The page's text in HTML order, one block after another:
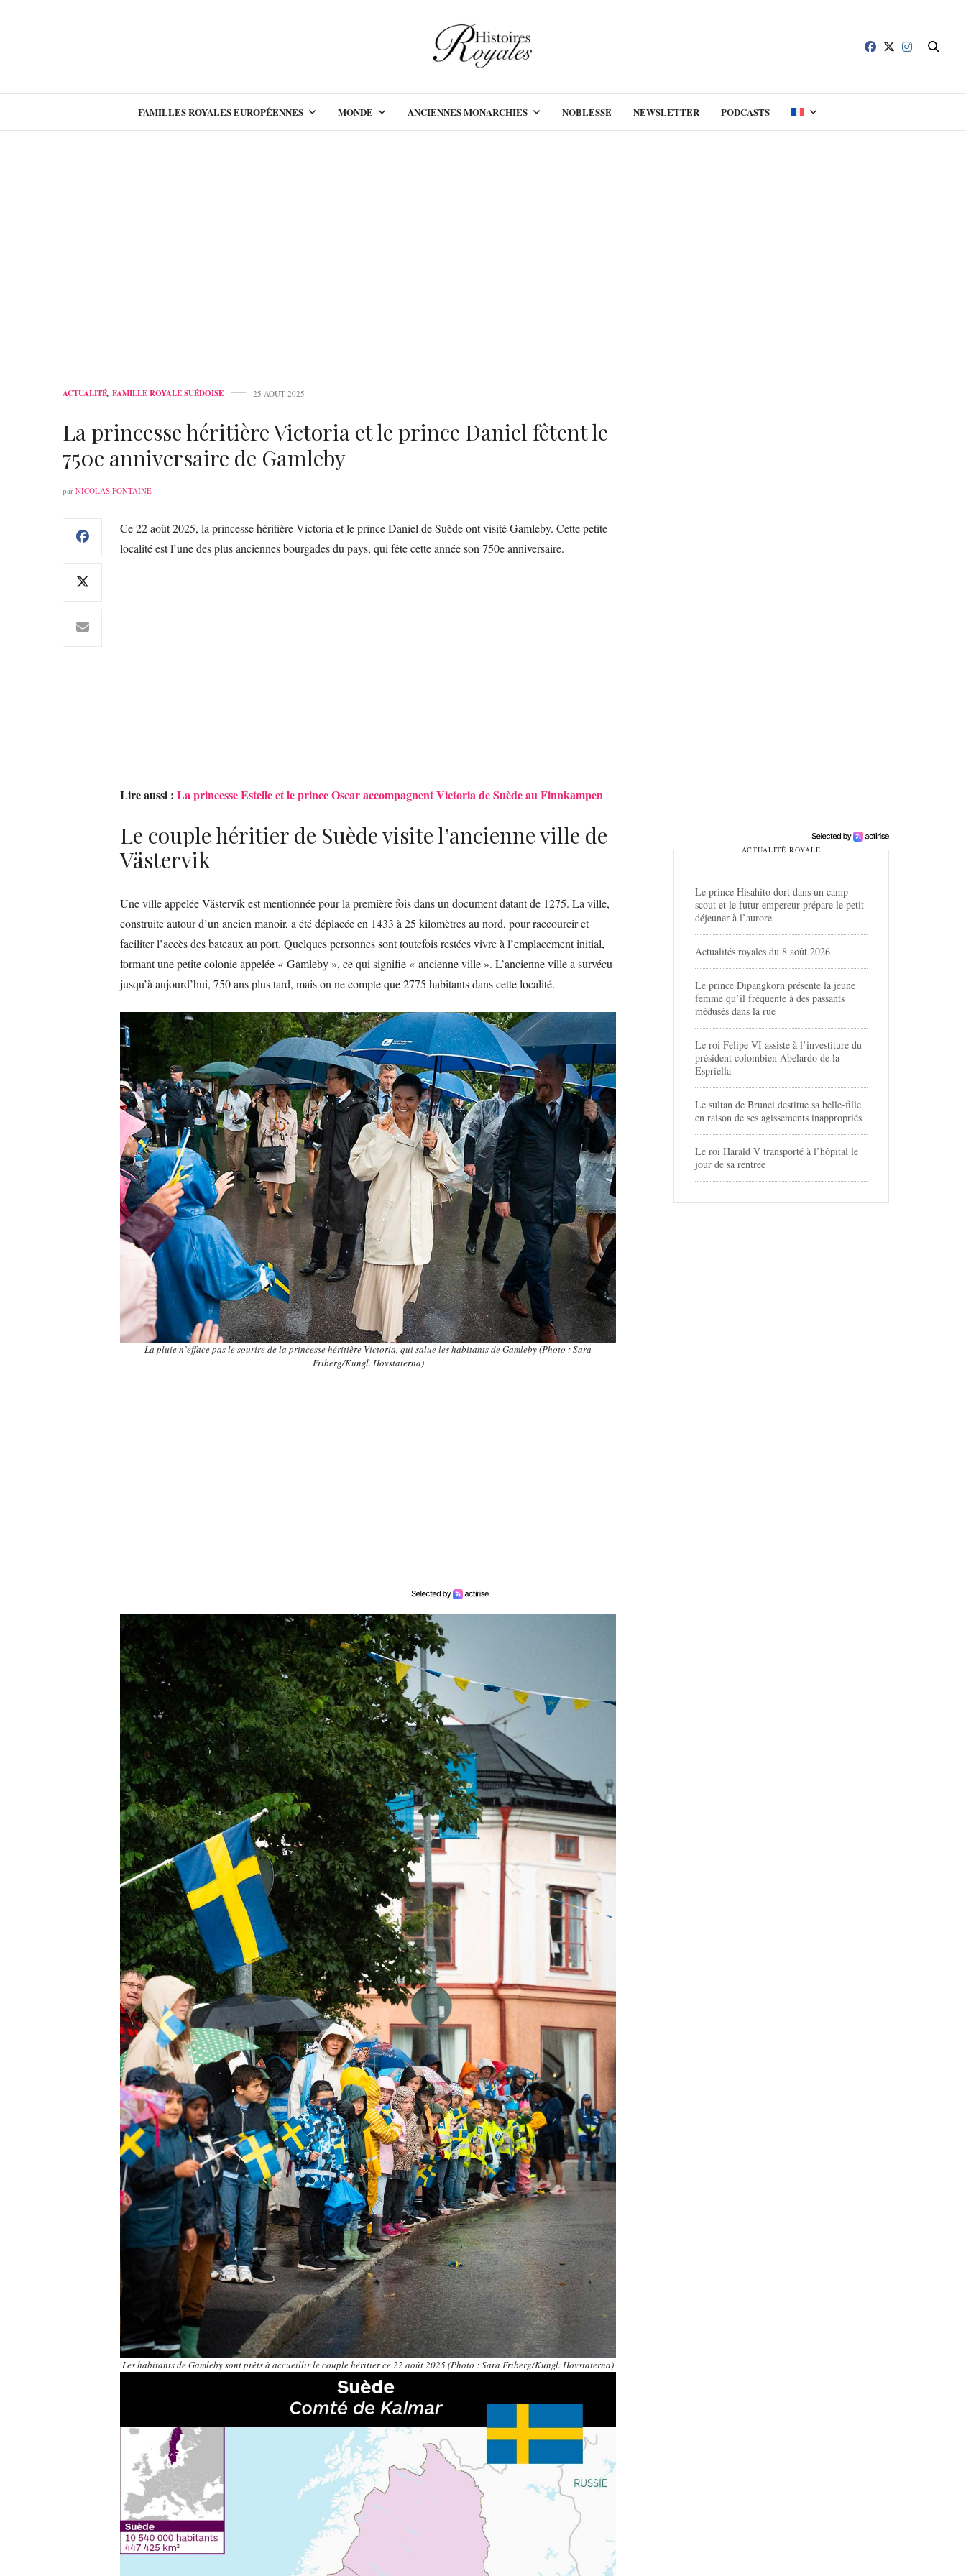
FAMILLES ROYALES EUROPÉENNES MONDE ANCIENNES MONARCHIES NOBLESSE NEWSLETTER PODCASTS
ACTUALITÉ, FAMILLE ROYALE SUÉDOISE 25 AOÛT 2025
La princesse héritière Victoria et le prince Daniel fêtent le
750e anniversaire de Gamleby
par NICOLAS FONTAINE
Ce 22 août 2025, la princesse héritière Victoria et le prince Daniel de Suède ont visité Gamleby. Cette petite
localité est l’une des plus anciennes bourgades du pays, qui fête cette année son 750e anniversaire.
Lire aussi : La princesse Estelle et le prince Oscar accompagnent Victoria de Suède au Finnkampen
Le couple héritier de Suède visite l’ancienne ville de
Västervik
Une ville appelée Västervik est mentionnée pour la première fois dans un document datant de 1275. La ville,
construite autour d’un ancien manoir, a été déplacée en 1433 à 25 kilomètres au nord, pour raccourcir et
faciliter l’accès des bateaux au port. Quelques personnes sont toutefois restées vivre à l’emplacement initial,
formant une petite colonie appelée « Gamleby », ce qui signifie « ancienne ville ». L’ancienne ville a survécu
jusqu’à aujourd’hui, 750 ans plus tard, mais on ne compte que 2775 habitants dans cette localité.
La pluie n’efface pas le sourire de la princesse héritière Victoria, qui salue les habitants de Gamleby (Photo : Sara
Friberg/Kungl. Hovstaterna)
Les habitants de Gamleby sont prêts à accueillir le couple héritier ce 22 août 2025 (Photo : Sara Friberg/Kungl. Hovstaterna)
ACTUALITÉ ROYALE
Le prince Hisahito dort dans un camp
scout et le futur empereur prépare le petit-
déjeuner à l’aurore
Actualités royales du 8 août 2026
Le prince Dipangkorn présente la jeune
femme qu’il fréquente à des passants
médusés dans la rue
Le roi Felipe VI assiste à l’investiture du
président colombien Abelardo de la
Espriella
Le sultan de Brunei destitue sa belle-fille
en raison de ses agissements inappropriés
Le roi Harald V transporté à l’hôpital le
jour de sa rentrée